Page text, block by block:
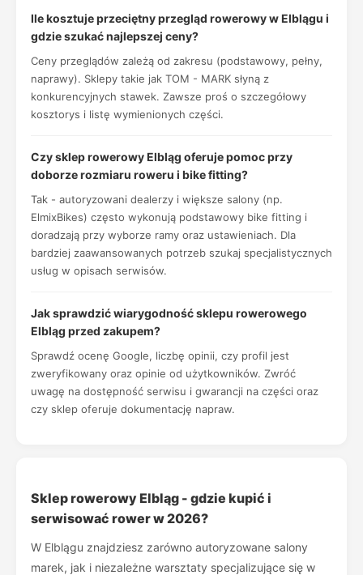
Ile kosztuje przeciętny przegląd rowerowy w Elblągu i
gdzie szukać najlepszej ceny?
Ceny przeglądów zależą od zakresu (podstawowy, pełny,
naprawy). Sklepy takie jak TOM - MARK słyną z
konkurencyjnych stawek. Zawsze proś o szczegółowy
kosztorys i listę wymienionych części.
Czy sklep rowerowy Elbląg oferuje pomoc przy
doborze rozmiaru roweru i bike fitting?
Tak - autoryzowani dealerzy i większe salony (np.
ElmixBikes) często wykonują podstawowy bike fitting i
doradzają przy wyborze ramy oraz ustawieniach. Dla
bardziej zaawansowanych potrzeb szukaj specjalistycznych
usług w opisach serwisów.
Jak sprawdzić wiarygodność sklepu rowerowego
Elbląg przed zakupem?
Sprawdź ocenę Google, liczbę opinii, czy profil jest
zweryfikowany oraz opinie od użytkowników. Zwróć
uwagę na dostępność serwisu i gwarancji na części oraz
czy sklep oferuje dokumentację napraw.
Sklep rowerowy Elbląg - gdzie kupić i
serwisować rower w 2026?
W Elblągu znajdziesz zarówno autoryzowane salony
marek, jak i niezależne warsztaty specjalizujące się w